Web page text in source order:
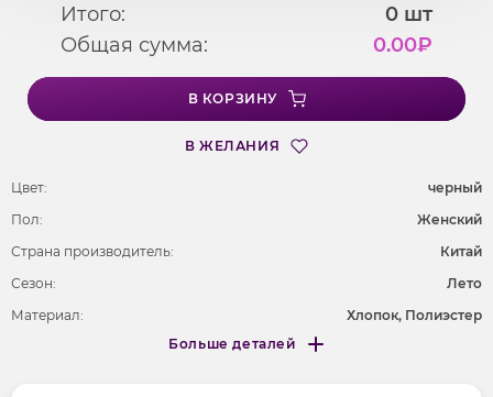
Итого: 0 шт
Общая сумма:
0.00₽
В КОРЗИНУ
В ЖЕЛАНИЯ
Цвет:
черный
Пол:
Женский
Страна производитель:
Китай
Сезон:
Лето
Материал:
Хлопок, Полиэстер
Больше деталей
Меньше деталей